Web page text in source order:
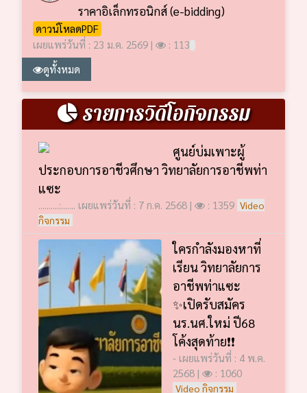
ราคาอิเล็กทรอนิกส์ (e-bidding)
ดาวน์โหลดPDF
เผยแพร่วันที่ : 23 ม.ค. 2569 |
: 113
ดูทั้งหมด
รายการวิดีโอกิจกรรม
ศูนย์บ่มเพาะผู้
ประกอบการอาชีวศึกษา วิทยาลัยการอาชีพท่า
แซะ
..........:....... เผยแพร่วันที่ : 7 ก.ค. 2568 | : 1359 Video
กิจกรรม
ใครกำลังมองหาที่
เรียน วิทยาลัยการ
อาชีพท่าแซะ
✨เปิดรับสมัคร
นร.นศ.ใหม่ ปี68
โค้งสุดท้าย❗️❗️
- เผยแพร่วันที่ : 4 พ.ค.
2568 |
: 1060
Video กิจกรรม